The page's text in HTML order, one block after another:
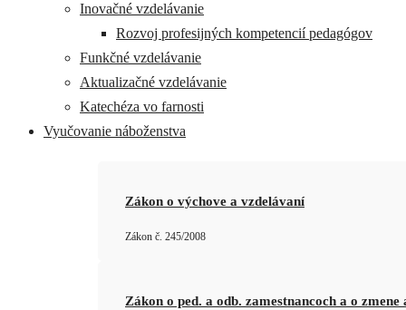
Inovačné vzdelávanie
Rozvoj profesijných kompetencií pedagógov
Funkčné vzdelávanie
Aktualizačné vzdelávanie
Katechéza vo farnosti
Vyučovanie náboženstva
Zákon o výchove a vzdelávaní
Zákon č. 245/2008
Zákon o ped. a odb. zamestnancoch a o zmene